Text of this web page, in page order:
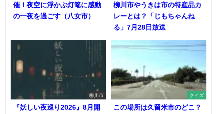
催！夜空に浮かぶ灯篭に感動
の一夜を過ごす（八女市）
柳川市やうきは市の特産品カ
レーとは？「じもちゃんね
る」7月28日放送
柳川市
『妖しい夜巡り2026』8月開
クイズ
この場所は久留米市のどこ？